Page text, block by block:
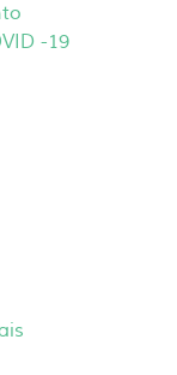
-19